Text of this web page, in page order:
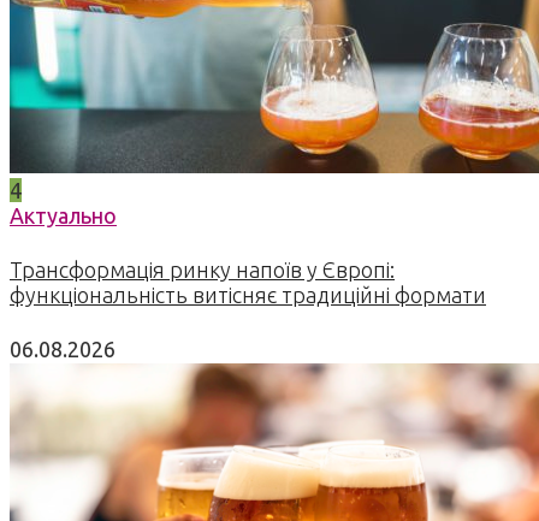
4
Актуально
Трансформація ринку напоїв у Європі:
функціональність витісняє традиційні формати
06.08.2026